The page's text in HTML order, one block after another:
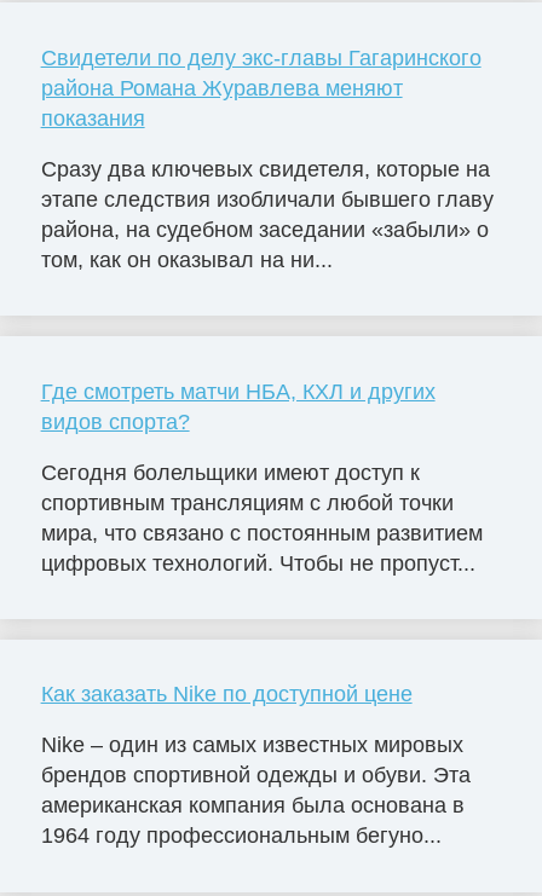
Свидетели по делу экс-главы Гагаринского
района Романа Журавлева меняют
показания
Сразу два ключевых свидетеля, которые на
этапе следствия изобличали бывшего главу
района, на судебном заседании «забыли» о
том, как он оказывал на ни...
Где смотреть матчи НБА, КХЛ и других
видов спорта?
Сегодня болельщики имеют доступ к
спортивным трансляциям с любой точки
мира, что связано с постоянным развитием
цифровых технологий. Чтобы не пропуст...
Как заказать Nike по доступной цене
Nike – один из самых известных мировых
брендов спортивной одежды и обуви. Эта
американская компания была основана в
1964 году профессиональным бегуно...